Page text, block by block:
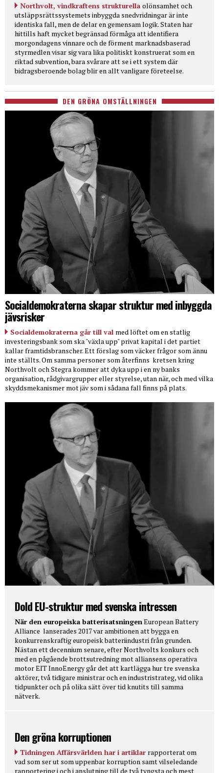
Northvolt, vindkraftens strukturella olönsamhet och
utsläppsrättssystemets inbyggda snedvridningar är inte
identiska fall, men de delar en gemensam logik. Staten har
hittills haft mycket begränsad förmåga att identifiera
morgondagens vinnare och de förment marknadsbaserad
styrmedlen visar sig vara lika politiskt konstruerat som en
riktad subvention, bara svårare att se i ett system där
bidragsberoende bolag blir en allt vanligare företeelse.
DEN GRÖNA OMSTÄLLNINGEN
Socialdemokraterna skapar struktur med inbyggda
jävsrisker
Socialdemokraterna går till val med löftet om en statlig
investeringsbank som ska "växla upp" privat kapital i det partiet
kallar framtidsbranscher. Ett förslag som väcker frågor som ännu
inte ställts. Om samma personer som återfinns kretsen kring
Northvolt och Stegra kommer att dyka upp i en ny banks
organisation, rådgivargrupper eller styrelse, utan när, och med vilka
skyddsmekanismer mot jäv som i sådana fall finns på plats.
Dold EU-struktur med svenska intressen
När den europeiska batterisatsningenEuropean Battery
Alliance lanserades 2017 var ambitionen att bygga en
konkurrenskraftig europeisk batteriindustri från grunden.
Nästan ett decennium senare, efter Northvolts konkurs och
med en pågående brottsutredning mot alliansens operativa
motor EIT InnoEnergy går det att kartlägga hur tre svenska
aktörer, två tidigare ministrar och en industristrateg, vid olika
tidpunkter och på olika sätt över tid knutits till samma
nätverk.
Den gröna korruptionen
Tidningen Affärsvärlden har i artiklar rapporterat om
vad som ser ut som uppenbar korruption samt vilseledande
rapportering i och i anslutning till de två tyngsta och mest